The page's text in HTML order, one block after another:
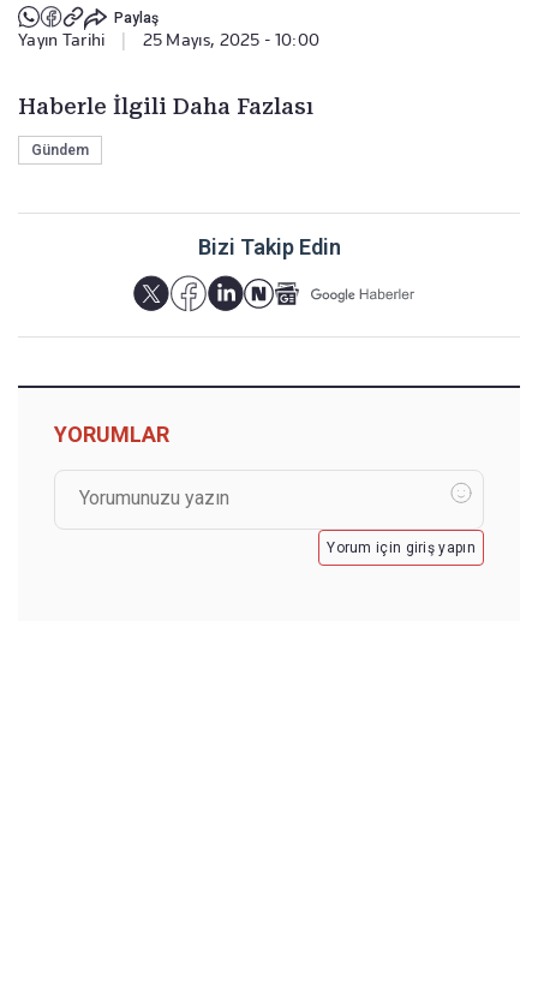
Paylaş
Yayın Tarihi 25 Mayıs, 2025 - 10:00
Haberle İlgili Daha Fazlası
Gündem
Bizi Takip Edin
YORUMLAR
Yorum için giriş yapın